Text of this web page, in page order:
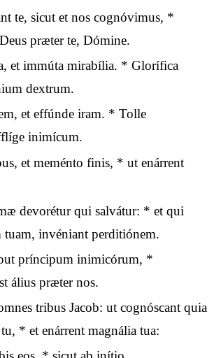
te, sicut et nos cognóvimus, *
præter te, Dómine.
et immúta mirabília. * Glorífica
dextrum.
et effúnde iram. * Tolle
inimícum.
et meménto finis, * ut enárrent
devorétur qui salvátur: * et qui
tuam, invéniant perditiónem.
príncipum inimicórum, *
álius præter nos.
tribus Jacob: ut cognóscant quia
* et enárrent magnália tua: